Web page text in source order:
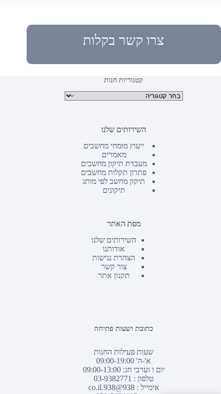
צרו קשר בקלות
קטגוריות חנות
קטגוריות מוצרים
השירותים שלנו
ייעוץ מומחי מחשבים
מאמרים
מעבדת תיקון מחשבים
פתרון תקלות מחשבים
תיקון מחשב לפי מותג
תיקונים
מפת האתר
השירותים שלנו
אודותנו
הצהרת נגישות
צור קשר
תקנון אתר
כתובת ושעות פתיחה
שעות פעילות החנות
א'-ה' 09:00-19:00
יום ו וערבי חג: 09:00-13:00
טלפון : 03-9382771
אימייל :938@938.co.il